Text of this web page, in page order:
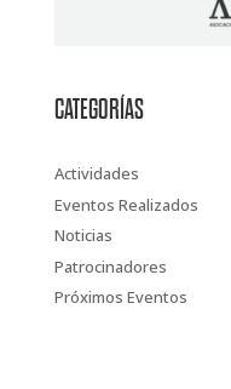
CATEGORÍAS
Actividades
Eventos Realizados
Noticias
Patrocinadores
Próximos Eventos